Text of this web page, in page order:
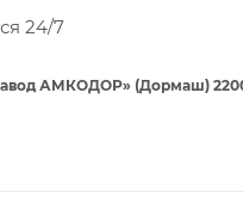
24/7
АМКОДОР» (Дормаш)